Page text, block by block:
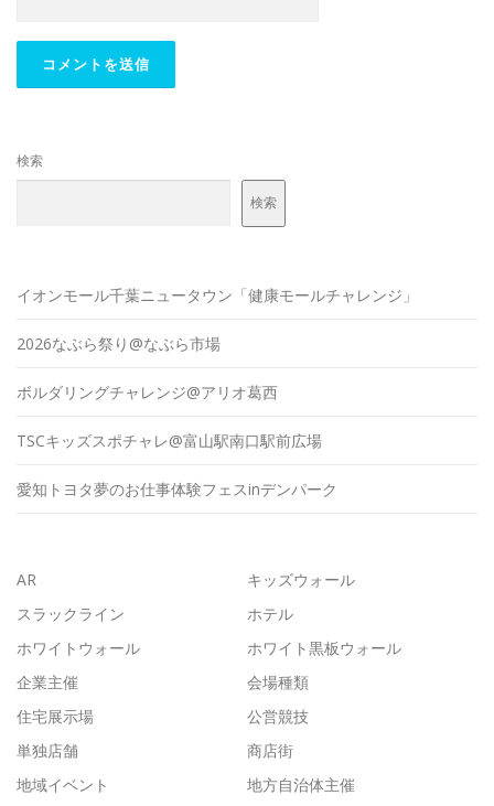
検索
検索
イオンモール千葉ニュータウン「健康モールチャレンジ」
2026なぶら祭り@なぶら市場
ボルダリングチャレンジ@アリオ葛西
TSCキッズスポチャレ@富山駅南口駅前広場
愛知トヨタ夢のお仕事体験フェスinデンパーク
AR
キッズウォール
スラックライン
ホテル
ホワイトウォール
ホワイト黒板ウォール
企業主催
会場種類
住宅展示場
公営競技
単独店舗
商店街
地域イベント
地方自治体主催